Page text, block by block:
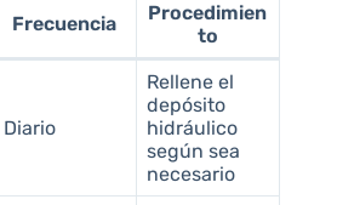
Frecuencia
Procedimien
to
Diario
Rellene el
depósito
hidráulico
según sea
necesario